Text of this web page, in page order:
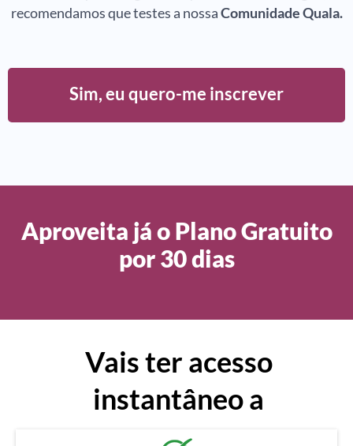
recomendamos que testes a nossaComunidade Quala.
Sim, eu quero-me inscrever
Aproveita já o Plano Gratuito
por 30 dias
Vais ter acesso
instantâneo a